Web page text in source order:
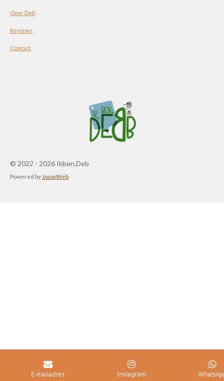
Over Deb
Reviews
Contact
© 2022 - 2026 Ikben.Deb
Powered by JouwWeb
E-mailadres Instagram